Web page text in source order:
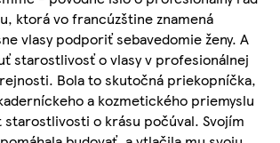
ktorá vo francúzštine znamená
vlasy podporiť sebavedomie ženy. A
starostlivosť o vlasy v profesionálnej
Bola to skutočná priekopníčka,
a kozmetického priemyslu
o krásu počúval. Svojím